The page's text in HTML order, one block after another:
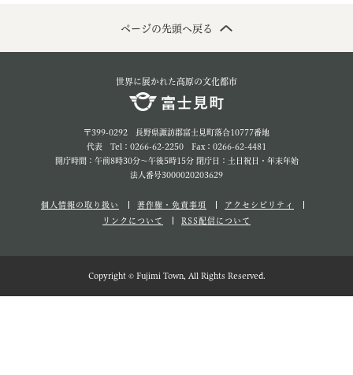
ページの先頭へ戻る
世界に展かれた高原の文化都市
〒399-0292 長野県諏訪郡富士見町落合10777番地
代表 Tel：0266-62-2250 Fax：0266-62-4481
開庁時間：午前8時30分～午後5時15分 閉庁日：土日祝日・年末年始
法人番号3000020203629
個人情報の取り扱い 著作権・免責事項
アクセシビリティ
リンクについて
RSS配信について
Copyright © Fujimi Town, All Rights Reserved.